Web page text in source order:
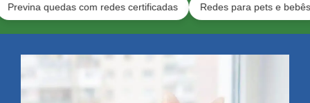
quedas com redes certificadas Redes para pets e bebês